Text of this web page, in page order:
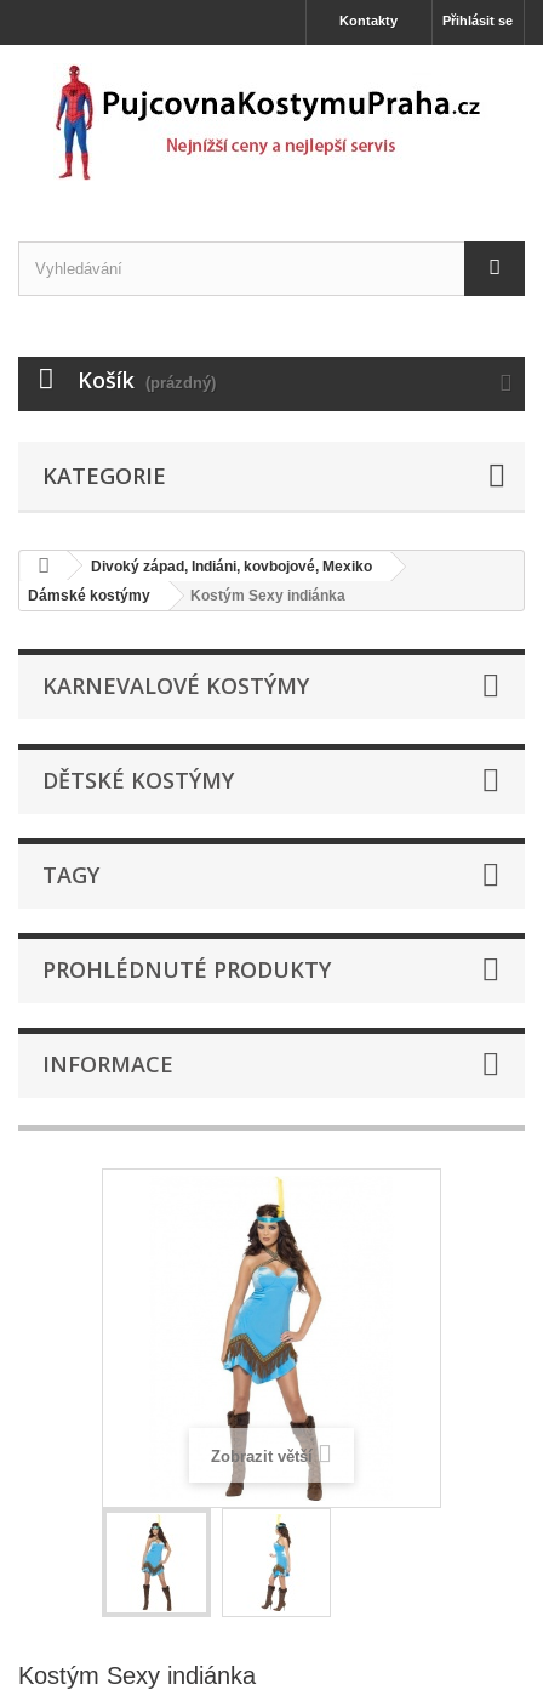
Přihlásit se
Kontakty
Košík (prázdný)
KATEGORIE
Divoký západ, Indiáni, kovbojové, Mexiko
Dámské kostýmy
Kostým Sexy indiánka
KARNEVALOVÉ KOSTÝMY
DĚTSKÉ KOSTÝMY
TAGY
PROHLÉDNUTÉ PRODUKTY
INFORMACE
Zobrazit větší
Kostým Sexy indiánka